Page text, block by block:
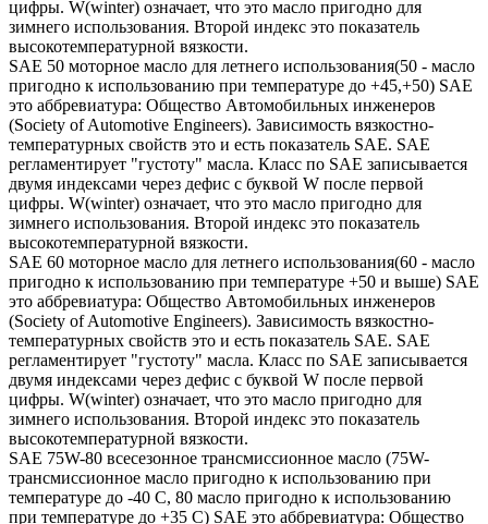
цифры. W(winter) означает, что это масло пригодно для
зимнего использования. Второй индекс это показатель
высокотемпературной вязкости.
SAE 50 моторное масло для летнего использования(50 - масло
пригодно к использованию при температуре до +45,+50) SAE
это аббревиатура: Общество Автомобильных инженеров
(Society of Automotive Engineers). Зависимость вязкостно-
температурных свойств это и есть показатель SAE. SAE
регламентирует "густоту" масла. Класс по SAE записывается
двумя индексами через дефис с буквой W после первой
цифры. W(winter) означает, что это масло пригодно для
зимнего использования. Второй индекс это показатель
высокотемпературной вязкости.
SAE 60 моторное масло для летнего использования(60 - масло
пригодно к использованию при температуре +50 и выше) SAE
это аббревиатура: Общество Автомобильных инженеров
(Society of Automotive Engineers). Зависимость вязкостно-
температурных свойств это и есть показатель SAE. SAE
регламентирует "густоту" масла. Класс по SAE записывается
двумя индексами через дефис с буквой W после первой
цифры. W(winter) означает, что это масло пригодно для
зимнего использования. Второй индекс это показатель
высокотемпературной вязкости.
SAE 75W-80 всесезонное трансмиссионное масло (75W-
трансмиссионное масло пригодно к использованию при
температуре до -40 С, 80 масло пригодно к использованию
при температуре до +35 С) SAE это аббревиатура: Общество